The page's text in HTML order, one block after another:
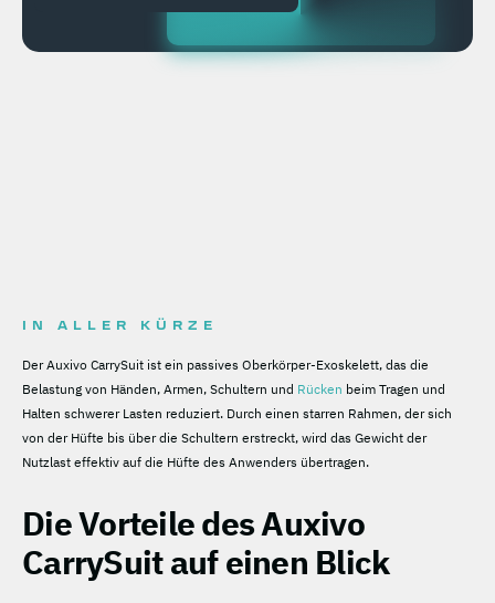
IN ALLER KÜRZE
Der Auxivo CarrySuit ist ein passives Oberkörper-Exoskelett, das die
Belastung von Händen, Armen, Schultern und Rücken beim Tragen und
Halten schwerer Lasten reduziert. Durch einen starren Rahmen, der sich
von der Hüfte bis über die Schultern erstreckt, wird das Gewicht der
Nutzlast effektiv auf die Hüfte des Anwenders übertragen.
Die Vorteile des Auxivo
CarrySuit auf einen Blick